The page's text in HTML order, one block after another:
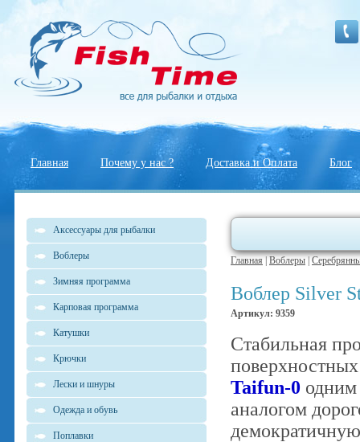
Главная Почему у нас ? Доставка и Оплата Блог
Аксессуары для рыбалки
Воблеры
Зимняя программа
Карповая программа
Катушки
Крючки
Лески и шнуры
Одежда и обувь
Поплавки
Главная Воблеры
Воблер Silver
Артикул: 9359
Стабильная
Taifun-0 одним
аналогом